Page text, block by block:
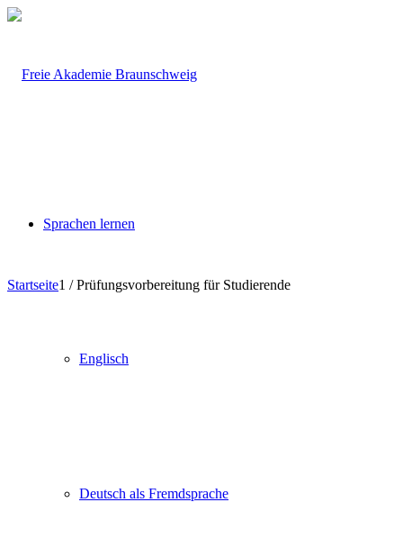
Sprachen lernen
Englisch
Deutsch als Fremdsprache
Startseite1 / Prüfungsvorbereitung für Studierende